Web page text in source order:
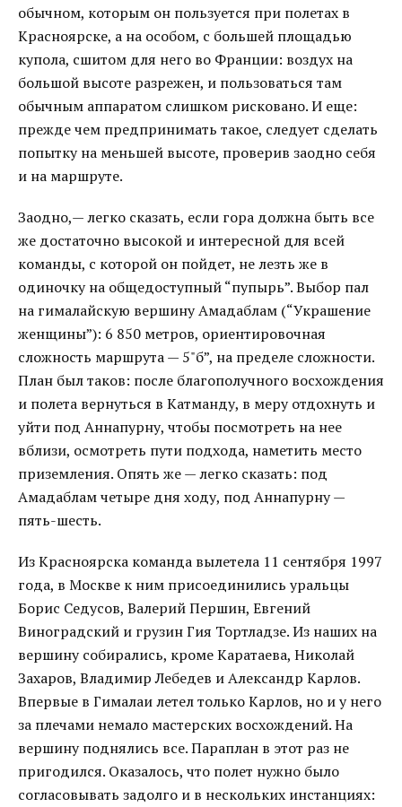
обычном, которым он пользуется при полетах в
Красноярске, а на особом, с большей площадью
купола, сшитом для него во Франции: воздух на
большой высоте разрежен, и пользоваться там
обычным аппаратом слишком рисковано. И еще:
прежде чем предпринимать такое, следует сделать
попытку на меньшей высоте, проверив заодно себя
и на маршруте.
Заодно,— легко сказать, если гора должна быть все
же достаточно высокой и интересной для всей
команды, с которой он пойдет, не лезть же в
одиночку на общедоступный “пупырь”. Выбор пал
на гималайскую вершину Амадаблам (“Украшение
женщины”): 6 850 метров, ориентировочная
сложность маршрута — 5"б”, на пределе сложности.
План был таков: после благополучного восхождения
и полета вернуться в Катманду, в меру отдохнуть и
уйти под Аннапурну, чтобы посмотреть на нее
вблизи, осмотреть пути подхода, наметить место
приземления. Опять же — легко сказать: под
Амадаблам четыре дня ходу, под Аннапурну —
пять-шесть.
Из Красноярска команда вылетела 11 сентября 1997
года, в Москве к ним присоединились уральцы
Борис Седусов, Валерий Першин, Евгений
Виноградский и грузин Гия Тортладзе. Из наших на
вершину собирались, кроме Каратаева, Николай
Захаров, Владимир Лебедев и Александр Карлов.
Впервые в Гималаи летел только Карлов, но и у него
за плечами немало мастерских восхождений. На
вершину поднялись все. Параплан в этот раз не
пригодился. Оказалось, что полет нужно было
согласовывать задолго и в нескольких инстанциях: